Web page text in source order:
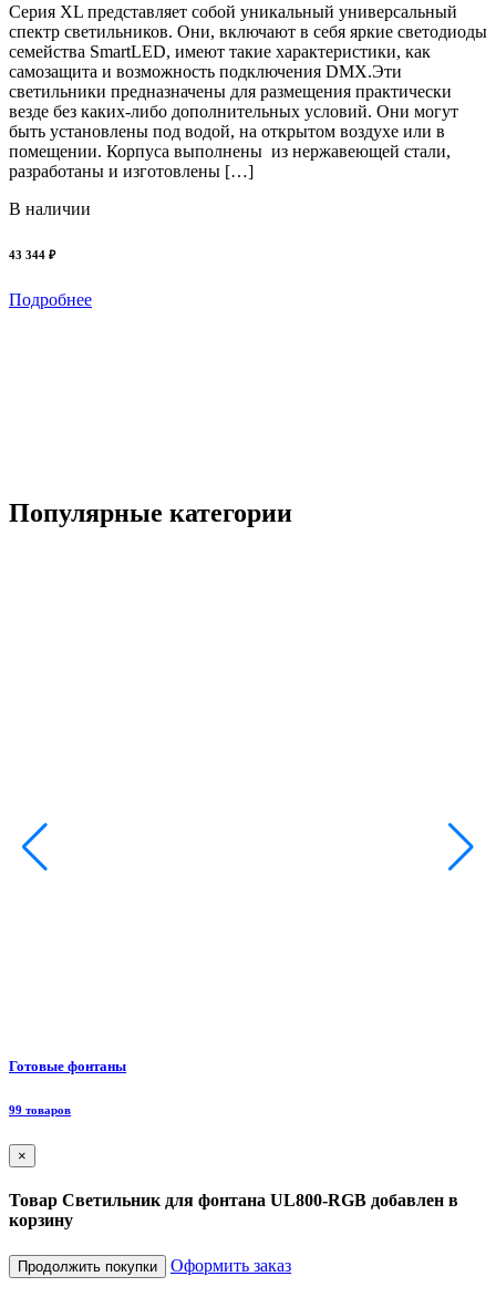
Серия XL представляет собой уникальный универсальный
спектр светильников. Они, включают в себя яркие светодиоды
семейства SmartLED, имеют такие характеристики, как
самозащита и возможность подключения DMX.Эти
светильники предназначены для размещения практически
везде без каких-либо дополнительных условий. Они могут
быть установлены под водой, на открытом воздухе или в
помещении. Корпуса выполнены из нержавеющей стали,
разработаны и изготовлены […]
В наличии
43 344 ₽
Подробнее
Популярные категории
Готовые фонтаны
99 товаров
×
Товар Светильник для фонтана UL800-RGB добавлен в
корзину
Продолжить покупки Оформить заказ